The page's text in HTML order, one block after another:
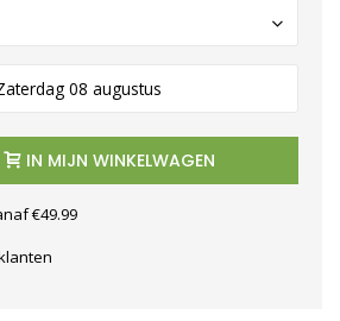
08 augustus
IN MIJN WINKELWAGEN
€49.99